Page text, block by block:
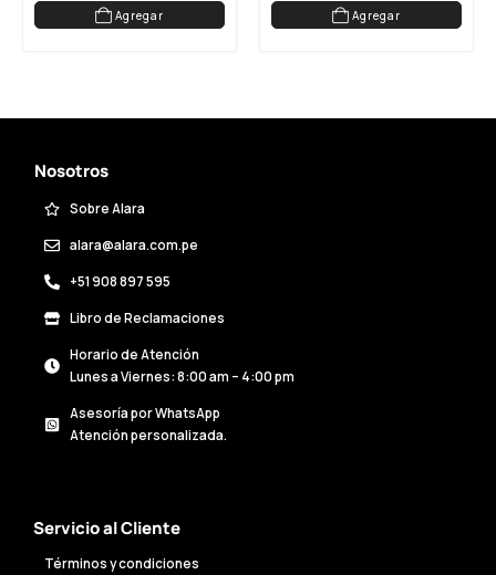
Agregar Agregar
Nosotros
Sobre Alara
alara@alara.com.pe
+51 908 897 595
Libro de Reclamaciones
Horario de Atención
Lunes a Viernes: 8:00 am – 4:00 pm
Asesoría por WhatsApp
Atención personalizada.
Servicio al Cliente
Términos y condiciones